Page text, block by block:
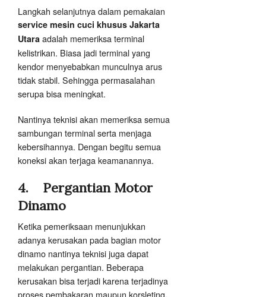
Langkah selanjutnya dalam pemakaian
service mesin cuci khusus Jakarta
Utara adalah memeriksa terminal
kelistrikan. Biasa jadi terminal yang
kendor menyebabkan munculnya arus
tidak stabil. Sehingga permasalahan
serupa bisa meningkat.
Nantinya teknisi akan memeriksa semua
sambungan terminal serta menjaga
kebersihannya. Dengan begitu semua
koneksi akan terjaga keamanannya.
4. Pergantian Motor
Dinamo
Ketika pemeriksaan menunjukkan
adanya kerusakan pada bagian motor
dinamo nantinya teknisi juga dapat
melakukan pergantian. Beberapa
kerusakan bisa terjadi karena terjadinya
proses pembakaran maupun korsleting.